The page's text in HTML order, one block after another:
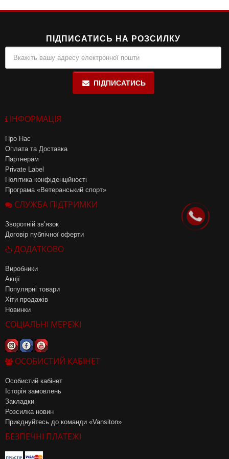
підтримують імунну систему.
ПІДПИСАТИСЬ НА РОЗСИЛКУ
ПІДПИСАТИСЬ
ІНФОРМАЦІЯ
Про Нас
Оплата та Доставка
Партнерам
Private Label
Політика конфіденційності
Програма «Ветеранський спорт»
СЛУЖБА ПІДТРИМКИ
Зворотній зв’язок
Договір публічної оферти
ДОДАТКОВО
Виробники
Акції
Популярні товари
Хіти продажів
Новинки
СОЦІАЛЬНІ МЕРЕЖІ
ОСОБИСТИЙ КАБІНЕТ
Особистий кабінет
Історія замовлень
Закладки
Розсилка новин
Приєднуйтесь до команди «Vansiton»
БЕЗПЕЧНІ ПЛАТЕЖІ